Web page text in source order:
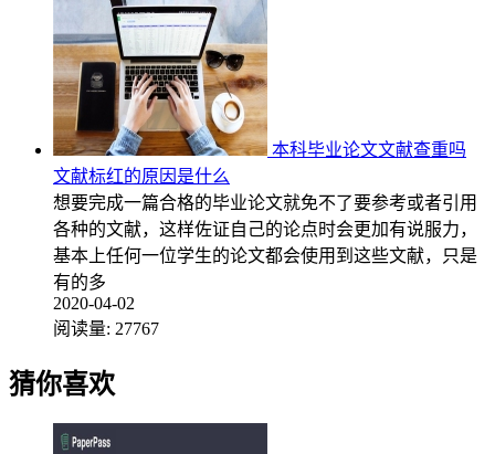
本科毕业论文文献查重吗
文献标红的原因是什么
想要完成一篇合格的毕业论文就免不了要参考或者引用
各种的文献，这样佐证自己的论点时会更加有说服力，
基本上任何一位学生的论文都会使用到这些文献，只是
有的多
2020-04-02
阅读量: 27767
猜你喜欢